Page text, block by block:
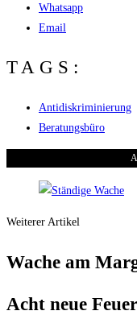
Whatsapp
Email
TAGS:
Antidiskriminierung
Beratungsbüro
Weiterer Artikel
Wache am
Acht neue